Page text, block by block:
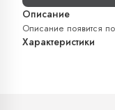
Описание
Описание появится
Характеристики